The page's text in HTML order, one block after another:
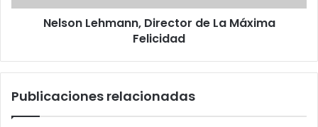
Nelson Lehmann, Director de La Máxima
Felicidad
Publicaciones relacionadas